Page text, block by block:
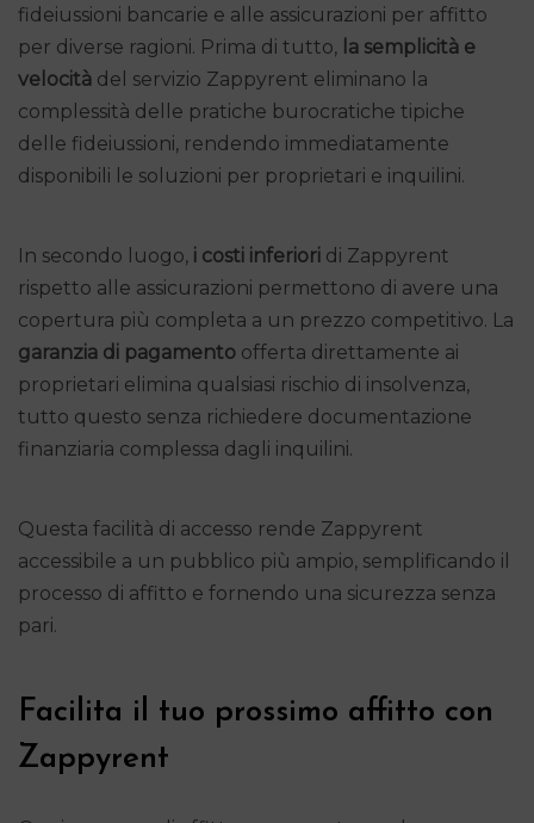
fideiussioni bancarie e alle assicurazioni per affitto
per diverse ragioni. Prima di tutto, la semplicità e
velocità del servizio Zappyrent eliminano la
complessità delle pratiche burocratiche tipiche
delle fideiussioni, rendendo immediatamente
disponibili le soluzioni per proprietari e inquilini.
In secondo luogo, i costi inferiori di Zappyrent
rispetto alle assicurazioni permettono di avere una
copertura più completa a un prezzo competitivo. La
garanzia di pagamento offerta direttamente ai
proprietari elimina qualsiasi rischio di insolvenza,
tutto questo senza richiedere documentazione
finanziaria complessa dagli inquilini.
Questa facilità di accesso rende Zappyrent
accessibile a un pubblico più ampio, semplificando il
processo di affitto e fornendo una sicurezza senza
pari.
Facilita il tuo prossimo affitto con
Zappyrent